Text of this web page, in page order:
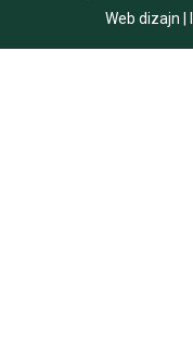
Web dizajn